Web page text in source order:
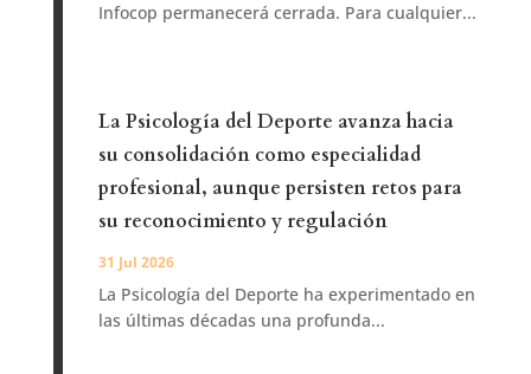
Infocop permanecerá cerrada. Para cualquier...
La Psicología del Deporte avanza hacia
su consolidación como especialidad
profesional, aunque persisten retos para
su reconocimiento y regulación
31 Jul 2026
La Psicología del Deporte ha experimentado en
las últimas décadas una profunda...